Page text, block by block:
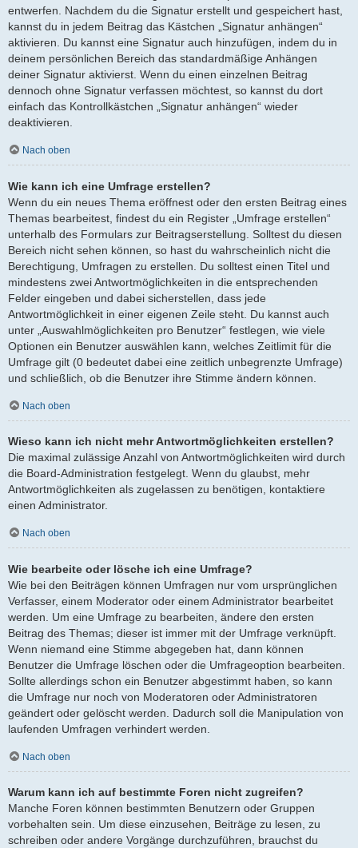
entwerfen. Nachdem du die Signatur erstellt und gespeichert hast,
kannst du in jedem Beitrag das Kästchen „Signatur anhängen“
aktivieren. Du kannst eine Signatur auch hinzufügen, indem du in
deinem persönlichen Bereich das standardmäßige Anhängen
deiner Signatur aktivierst. Wenn du einen einzelnen Beitrag
dennoch ohne Signatur verfassen möchtest, so kannst du dort
einfach das Kontrollkästchen „Signatur anhängen“ wieder
deaktivieren.
Nach oben
Wie kann ich eine Umfrage erstellen?
Wenn du ein neues Thema eröffnest oder den ersten Beitrag eines
Themas bearbeitest, findest du ein Register „Umfrage erstellen“
unterhalb des Formulars zur Beitragserstellung. Solltest du diesen
Bereich nicht sehen können, so hast du wahrscheinlich nicht die
Berechtigung, Umfragen zu erstellen. Du solltest einen Titel und
mindestens zwei Antwortmöglichkeiten in die entsprechenden
Felder eingeben und dabei sicherstellen, dass jede
Antwortmöglichkeit in einer eigenen Zeile steht. Du kannst auch
unter „Auswahlmöglichkeiten pro Benutzer“ festlegen, wie viele
Optionen ein Benutzer auswählen kann, welches Zeitlimit für die
Umfrage gilt (0 bedeutet dabei eine zeitlich unbegrenzte Umfrage)
und schließlich, ob die Benutzer ihre Stimme ändern können.
Nach oben
Wieso kann ich nicht mehr Antwortmöglichkeiten erstellen?
Die maximal zulässige Anzahl von Antwortmöglichkeiten wird durch
die Board-Administration festgelegt. Wenn du glaubst, mehr
Antwortmöglichkeiten als zugelassen zu benötigen, kontaktiere
einen Administrator.
Nach oben
Wie bearbeite oder lösche ich eine Umfrage?
Wie bei den Beiträgen können Umfragen nur vom ursprünglichen
Verfasser, einem Moderator oder einem Administrator bearbeitet
werden. Um eine Umfrage zu bearbeiten, ändere den ersten
Beitrag des Themas; dieser ist immer mit der Umfrage verknüpft.
Wenn niemand eine Stimme abgegeben hat, dann können
Benutzer die Umfrage löschen oder die Umfrageoption bearbeiten.
Sollte allerdings schon ein Benutzer abgestimmt haben, so kann
die Umfrage nur noch von Moderatoren oder Administratoren
geändert oder gelöscht werden. Dadurch soll die Manipulation von
laufenden Umfragen verhindert werden.
Nach oben
Warum kann ich auf bestimmte Foren nicht zugreifen?
Manche Foren können bestimmten Benutzern oder Gruppen
vorbehalten sein. Um diese einzusehen, Beiträge zu lesen, zu
schreiben oder andere Vorgänge durchzuführen, brauchst du